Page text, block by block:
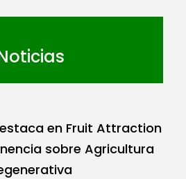
en Fruit Attraction
sobre Agricultura